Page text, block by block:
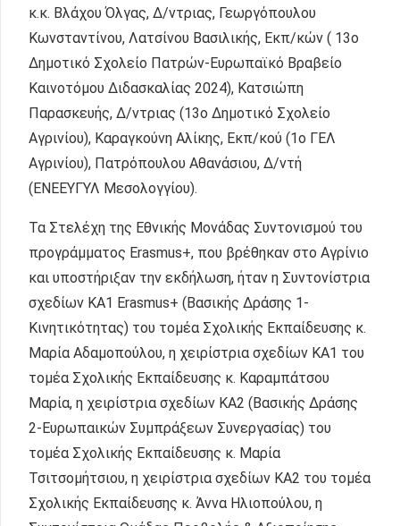
κ.κ. Βλάχου Όλγας, Δ/ντριας, Γεωργόπουλου
Κωνσταντίνου, Λατσίνου Βασιλικής, Εκπ/κών ( 13o
Δημοτικό Σχολείο Πατρών-Ευρωπαϊκό Βραβείο
Καινοτόμου Διδασκαλίας 2024), Κατσιώπη
Παρασκευής, Δ/ντριας (13ο Δημοτικό Σχολείο
Αγρινίου), Καραγκούνη Αλίκης, Εκπ/κού (1ο ΓΕΛ
Αγρινίου), Πατρόπουλου Αθανάσιου, Δ/ντή
(ΕΝΕΕΥΓΥΛ Μεσολογγίου).
Τα Στελέχη της Εθνικής Μονάδας Συντονισμού του
προγράμματος Erasmus+, που βρέθηκαν στο Αγρίνιο
και υποστήριξαν την εκδήλωση, ήταν η Συντονίστρια
σχεδίων ΚΑ1 Erasmus+ (Βασικής Δράσης 1-
Κινητικότητας) του τομέα Σχολικής Εκπαίδευσης κ.
Μαρία Αδαμοπούλου, η χειρίστρια σχεδίων ΚΑ1 του
τομέα Σχολικής Εκπαίδευσης κ. Καραμπάτσου
Μαρία, η χειρίστρια σχεδίων ΚΑ2 (Βασικής Δράσης
2-Ευρωπαικών Συμπράξεων Συνεργασίας) του
τομέα Σχολικής Εκπαίδευσης κ. Μαρία
Τσιτσομήτσιου, η χειρίστρια σχεδίων ΚΑ2 του τομέα
Σχολικής Εκπαίδευσης κ. Άννα Ηλιοπούλου, η